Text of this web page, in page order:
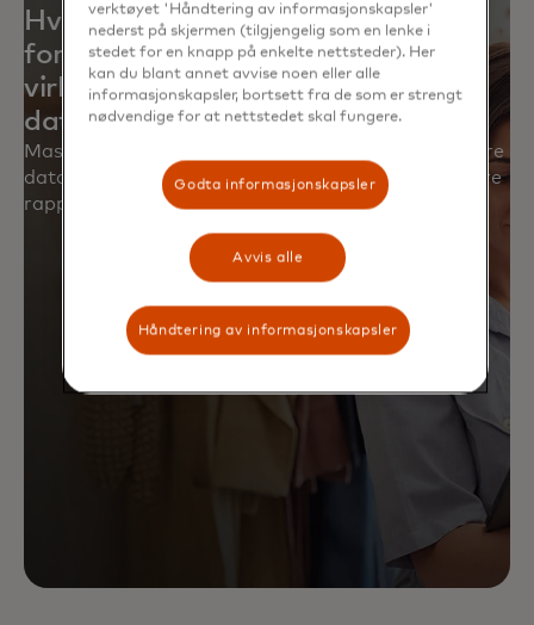
Hvordan en nordamerikansk
forhandler utviklet en
virksomhetsomfattende
datastrategi
Mastercard bidro til å tette kritiske hull, sentralisere
data og bygge et styringsrammeverk for å forbedre
rapportering, analyser og prosesser.
verktøyet 'Håndtering av informasjonskapsler'
nederst på skjermen (tilgjengelig som en lenke i
stedet for en knapp på enkelte nettsteder). Her
kan du blant annet avvise noen eller alle
informasjonskapsler, bortsett fra de som er strengt
nødvendige for at nettstedet skal fungere.
Godta informasjonskapsler
Avvis alle
Håndtering av informasjonskapsler